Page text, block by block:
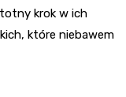
krok w ich
które niebawem